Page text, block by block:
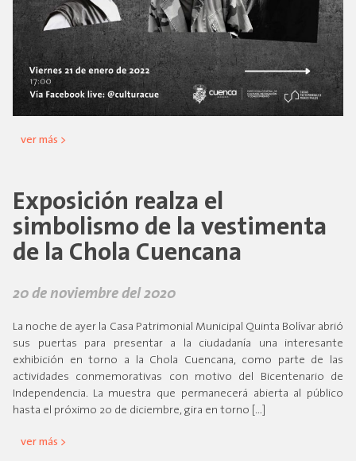
ver más >
Exposición realza el
simbolismo de la vestimenta
de la Chola Cuencana
20 de noviembre del 2020
La noche de ayer la Casa Patrimonial Municipal Quinta Bolívar abrió
sus puertas para presentar a la ciudadanía una interesante
exhibición en torno a la Chola Cuencana, como parte de las
actividades conmemorativas con motivo del Bicentenario de
Independencia. La muestra que permanecerá abierta al público
hasta el próximo 20 de diciembre, gira en torno […]
ver más >